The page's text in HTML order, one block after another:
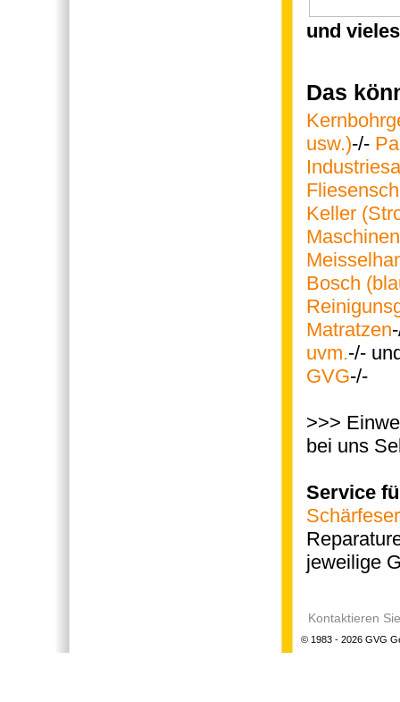
und
Das
usw.)-/-
Keller
Bosch
Matratzen
uvm.-/-
GVG-/-
>>>
bei uns
Service
jeweilige
Kontaktieren
© 1983 - 2026 GVG